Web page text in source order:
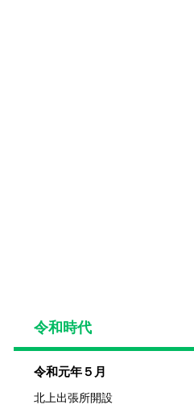
令和時代
令和元年５月
北上出張所開設